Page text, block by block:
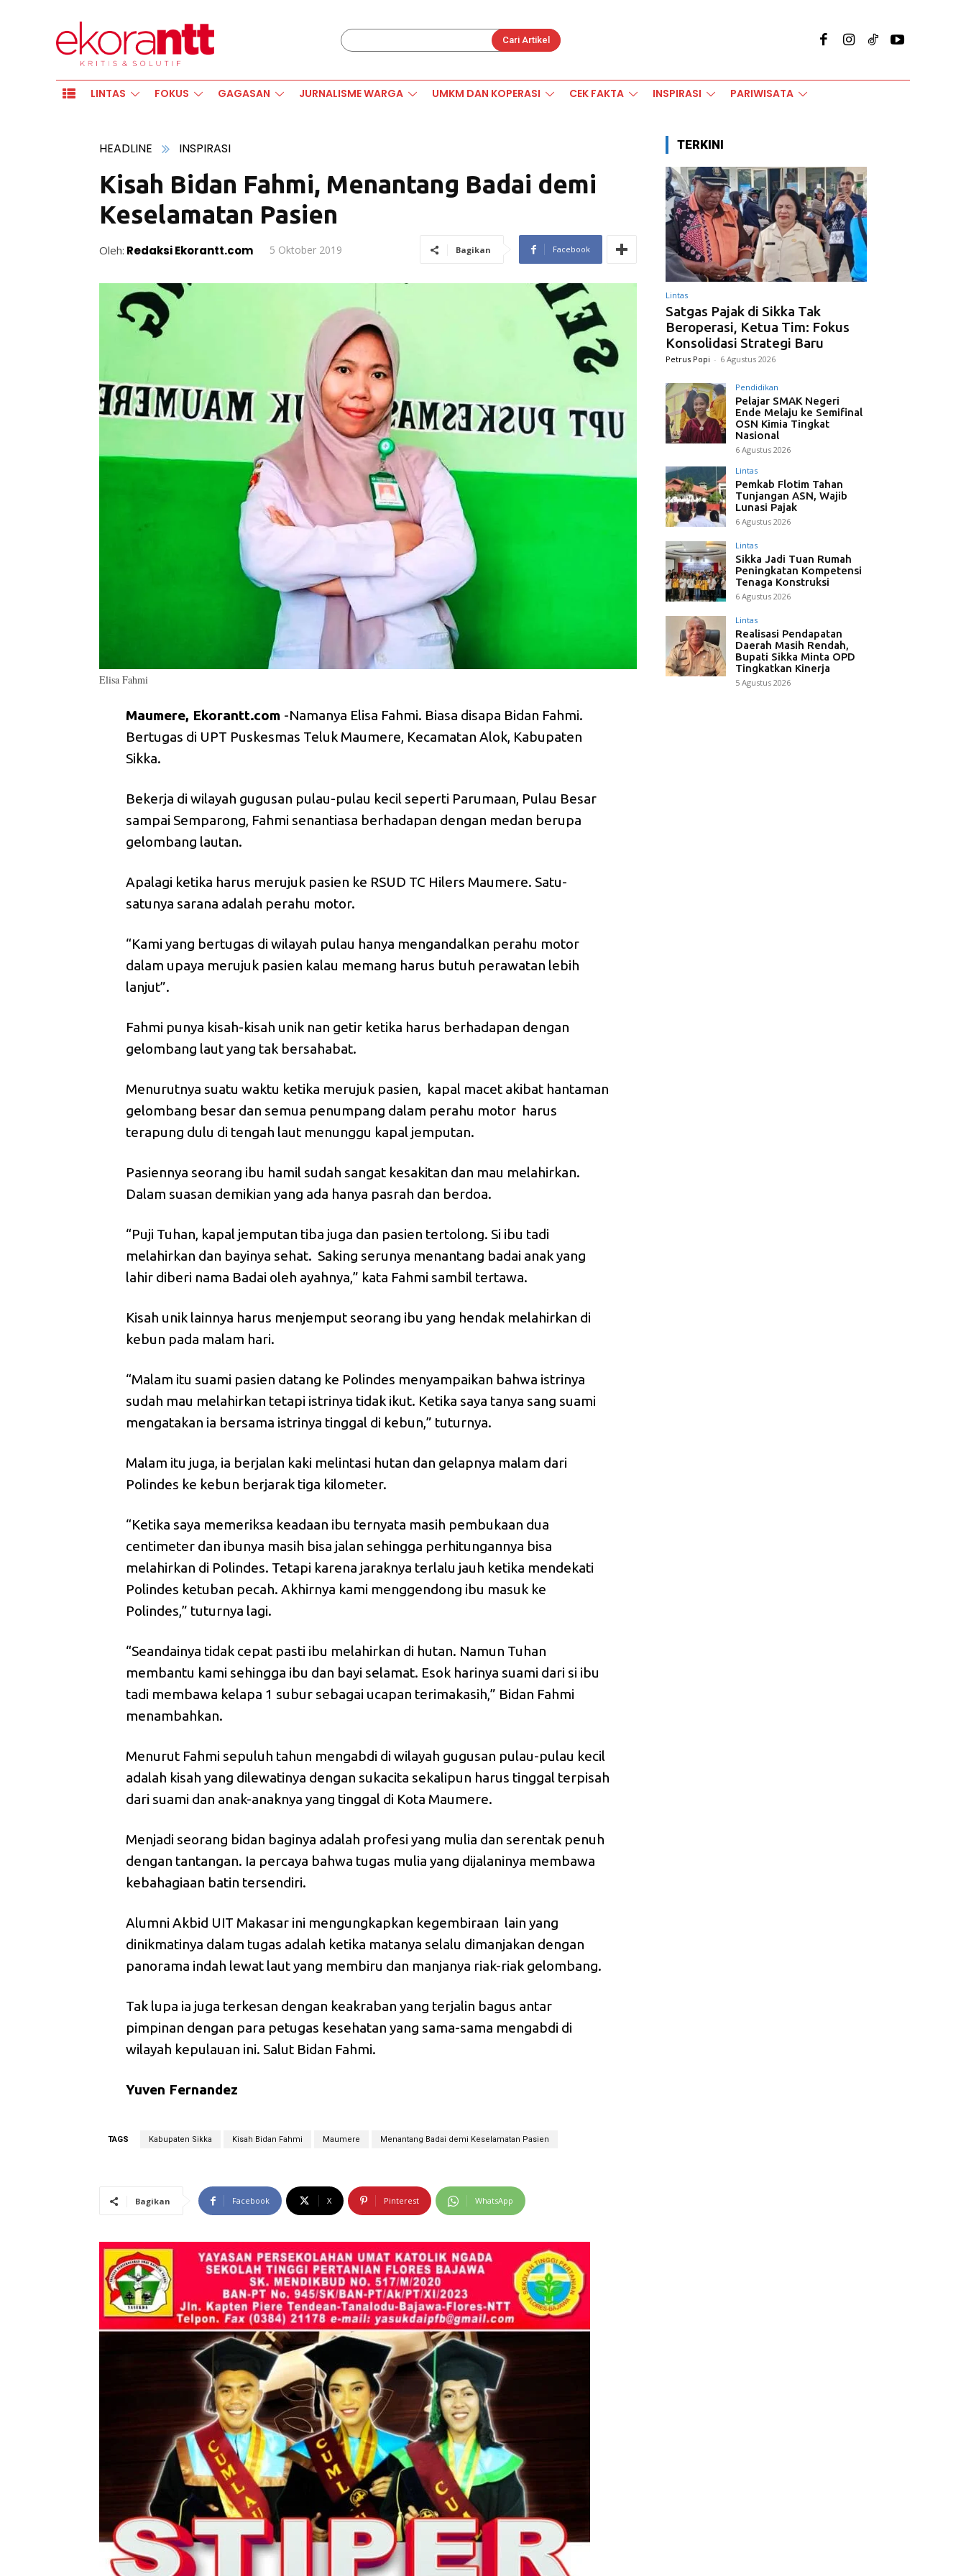
Cari Artikel
LINTAS FOKUS GAGASAN JURNALISME WARGA UMKM DAN KOPERASI CEK FAKTA INSPIRASI PARIWISATA
HEADLINE INSPIRASI
Kisah Bidan Fahmi, Menantang Badai demi
Keselamatan Pasien
Oleh: Redaksi Ekorantt.com 5 Oktober 2019 Bagikan Facebook
Elisa Fahmi
Maumere, Ekorantt.com -Namanya Elisa Fahmi. Biasa disapa Bidan Fahmi.
Bertugas di UPT Puskesmas Teluk Maumere, Kecamatan Alok, Kabupaten
Sikka.
Bekerja di wilayah gugusan pulau-pulau kecil seperti Parumaan, Pulau Besar
sampai Semparong, Fahmi senantiasa berhadapan dengan medan berupa
gelombang lautan.
Apalagi ketika harus merujuk pasien ke RSUD TC Hilers Maumere. Satu-
satunya sarana adalah perahu motor.
“Kami yang bertugas di wilayah pulau hanya mengandalkan perahu motor
dalam upaya merujuk pasien kalau memang harus butuh perawatan lebih
lanjut”.
Fahmi punya kisah-kisah unik nan getir ketika harus berhadapan dengan
gelombang laut yang tak bersahabat.
Menurutnya suatu waktu ketika merujuk pasien, kapal macet akibat hantaman
gelombang besar dan semua penumpang dalam perahu motor harus
terapung dulu di tengah laut menunggu kapal jemputan.
Pasiennya seorang ibu hamil sudah sangat kesakitan dan mau melahirkan.
Dalam suasan demikian yang ada hanya pasrah dan berdoa.
“Puji Tuhan, kapal jemputan tiba juga dan pasien tertolong. Si ibu tadi
melahirkan dan bayinya sehat. Saking serunya menantang badai anak yang
lahir diberi nama Badai oleh ayahnya,” kata Fahmi sambil tertawa.
Kisah unik lainnya harus menjemput seorang ibu yang hendak melahirkan di
kebun pada malam hari.
“Malam itu suami pasien datang ke Polindes menyampaikan bahwa istrinya
sudah mau melahirkan tetapi istrinya tidak ikut. Ketika saya tanya sang suami
mengatakan ia bersama istrinya tinggal di kebun,” tuturnya.
Malam itu juga, ia berjalan kaki melintasi hutan dan gelapnya malam dari
Polindes ke kebun berjarak tiga kilometer.
“Ketika saya memeriksa keadaan ibu ternyata masih pembukaan dua
centimeter dan ibunya masih bisa jalan sehingga perhitungannya bisa
melahirkan di Polindes. Tetapi karena jaraknya terlalu jauh ketika mendekati
Polindes ketuban pecah. Akhirnya kami menggendong ibu masuk ke
Polindes,” tuturnya lagi.
“Seandainya tidak cepat pasti ibu melahirkan di hutan. Namun Tuhan
membantu kami sehingga ibu dan bayi selamat. Esok harinya suami dari si ibu
tadi membawa kelapa 1 subur sebagai ucapan terimakasih,” Bidan Fahmi
menambahkan.
Menurut Fahmi sepuluh tahun mengabdi di wilayah gugusan pulau-pulau kecil
adalah kisah yang dilewatinya dengan sukacita sekalipun harus tinggal terpisah
dari suami dan anak-anaknya yang tinggal di Kota Maumere.
Menjadi seorang bidan baginya adalah profesi yang mulia dan serentak penuh
dengan tantangan. Ia percaya bahwa tugas mulia yang dijalaninya membawa
kebahagiaan batin tersendiri.
Alumni Akbid UIT Makasar ini mengungkapkan kegembiraan lain yang
dinikmatinya dalam tugas adalah ketika matanya selalu dimanjakan dengan
panorama indah lewat laut yang membiru dan manjanya riak-riak gelombang.
Tak lupa ia juga terkesan dengan keakraban yang terjalin bagus antar
pimpinan dengan para petugas kesehatan yang sama-sama mengabdi di
wilayah kepulauan ini. Salut Bidan Fahmi.
Yuven Fernandez
TAGS Kabupaten Sikka Kisah Bidan Fahmi Maumere Menantang Badai demi Keselamatan Pasien
Bagikan Facebook X Pinterest WhatsApp
TERKINI
Lintas
Satgas Pajak di Sikka Tak
Beroperasi, Ketua Tim: Fokus
Konsolidasi Strategi Baru
Petrus Popi - 6 Agustus 2026
Pendidikan
Pelajar SMAK Negeri
Ende Melaju ke Semifinal
OSN Kimia Tingkat
Nasional
6 Agustus 2026
Lintas
Pemkab Flotim Tahan
Tunjangan ASN, Wajib
Lunasi Pajak
6 Agustus 2026
Lintas
Sikka Jadi Tuan Rumah
Peningkatan Kompetensi
Tenaga Konstruksi
6 Agustus 2026
Lintas
Realisasi Pendapatan
Daerah Masih Rendah,
Bupati Sikka Minta OPD
Tingkatkan Kinerja
5 Agustus 2026